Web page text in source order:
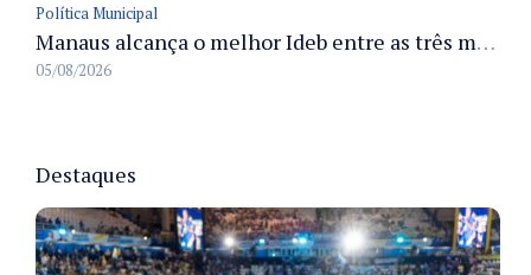
Política Municipal
Manaus alcança o melhor Ideb entre as três maiores redes municipais do país em 2025 com avanço na aprendizagem
05/08/2026
Destaques